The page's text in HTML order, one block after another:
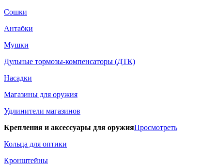
Сошки
Антабки
Мушки
Дульные тормозы-компенсаторы (ДТК)
Насадки
Магазины для оружия
Удлинители магазинов
Крепления и аксессуары для оружияПросмотреть
Кольца для оптики
Кронштейны